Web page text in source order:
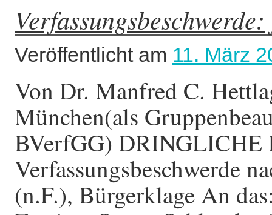
Kanzler-
Mehrheit
Merz
Veröffentlicht am 11. März
Von Dr. Manfred C.
München(als
BVerfGG) DRINGLICHE
Verfassungsbeschwerde
(n.F.), Bürgerklage An